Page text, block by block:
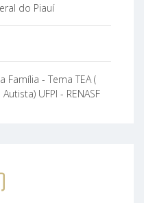
do Piauí
- Tema TEA (
UFPI - RENASF